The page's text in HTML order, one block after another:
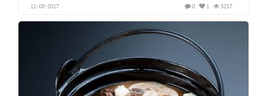
11-08-2017 3217
1
0